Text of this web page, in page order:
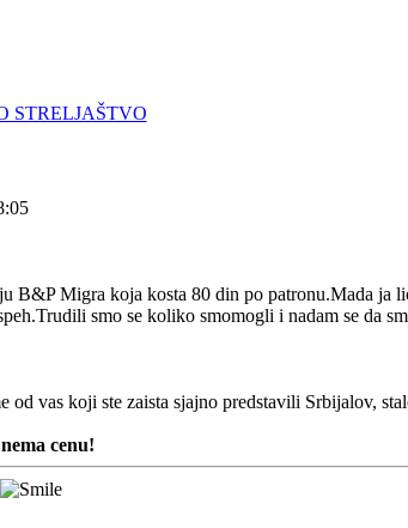
STRELJAŠTVO
B&P Migra koja kosta 80 din po patronu.Mada ja
smo se koliko smomogli i nadam se da
od vas koji ste zaista sjajno predstavili Srbijalov,
cenu!